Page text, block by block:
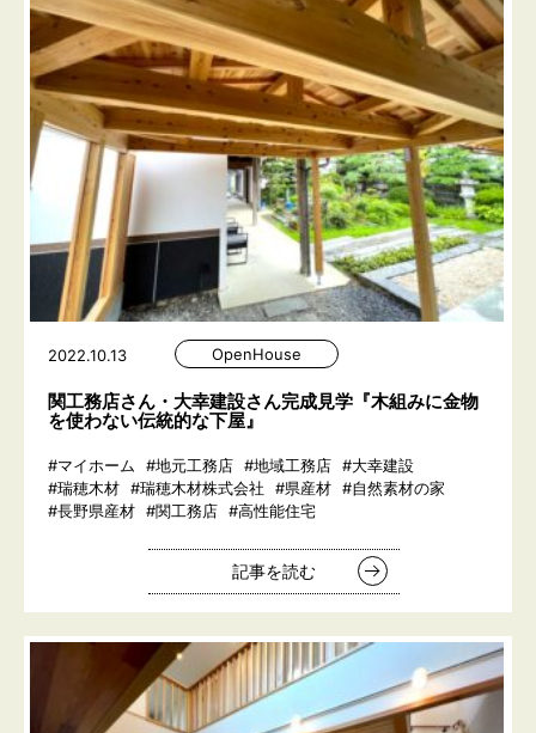
2022.10.13 OpenHouse
関工務店さん・大幸建設さん完成見学『木組みに金物
を使わない伝統的な下屋』
#マイホーム #地元工務店 #地域工務店 #大幸建設
#瑞穂木材 #瑞穂木材株式会社 #県産材 #自然素材の家
#長野県産材 #関工務店 #高性能住宅
記事を読む